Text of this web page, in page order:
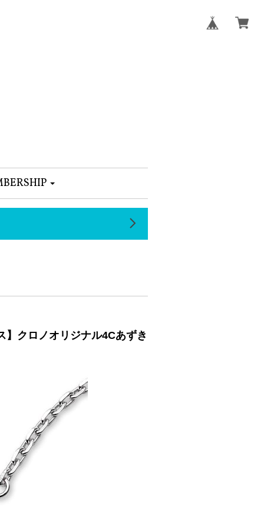
クロノオリジナル4Cあずき